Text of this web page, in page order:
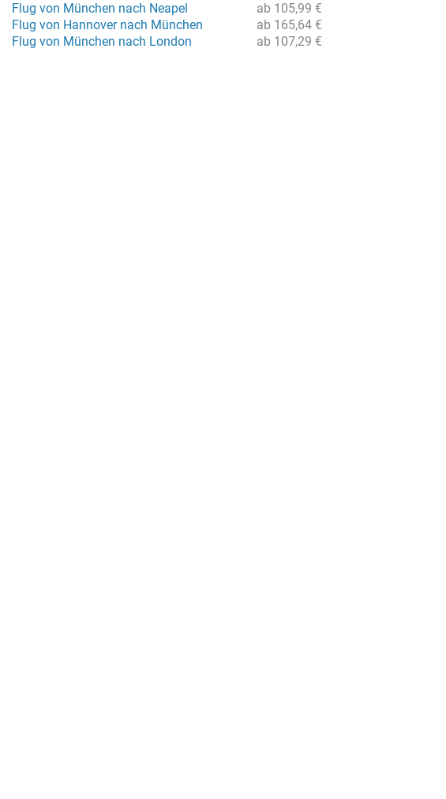
ab 105,99 €
Flug von München nach Neapel
ab 165,64 €
Flug von Hannover nach München
ab 107,29 €
Flug von München nach London